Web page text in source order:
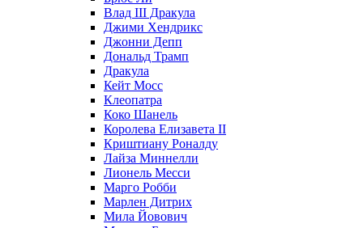
Влад III Дракула
Джими Хендрикс
Джонни Депп
Дональд Трамп
Дракула
Кейт Мосс
Клеопатра
Коко Шанель
Королева Елизавета II
Криштиану Роналду
Лайза Миннелли
Лионель Месси
Марго Робби
Марлен Дитрих
Мила Йовович